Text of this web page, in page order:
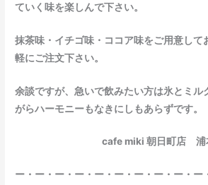
ていく味を楽しんで下さい。
抹茶味・イチゴ味・ココア味をご用意して
軽にご注文下さい。
余談ですが、急いで飲みたい方は氷とミル
がらハーモニーもなきにしもあらずです。
cafe miki 朝日町店 浦
ー・ー・ー・ー・ー・ー・ー・ー・ー・ー